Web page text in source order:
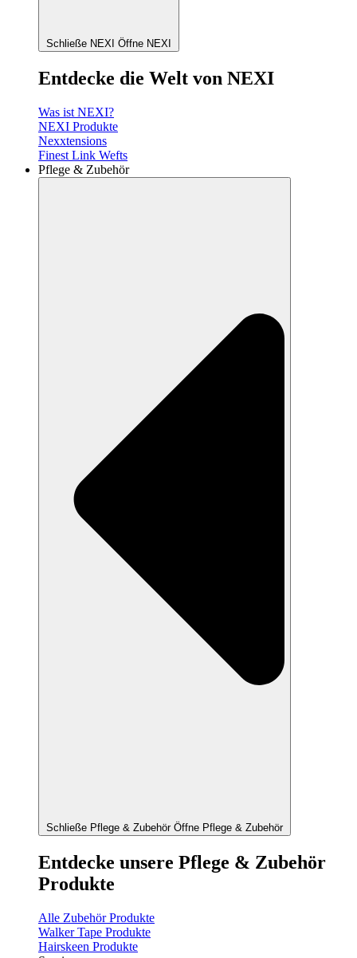
Schließe NEXI Öffne NEXI
Entdecke die Welt von NEXI
Was ist NEXI?
NEXI Produkte
Nexxtensions
Finest Link Wefts
Pflege & Zubehör
Schließe Pflege & Zubehör Öffne Pflege & Zubehör
Entdecke unsere Pflege & Zubehör
Produkte
Alle Zubehör Produkte
Walker Tape Produkte
Hairskeen Produkte